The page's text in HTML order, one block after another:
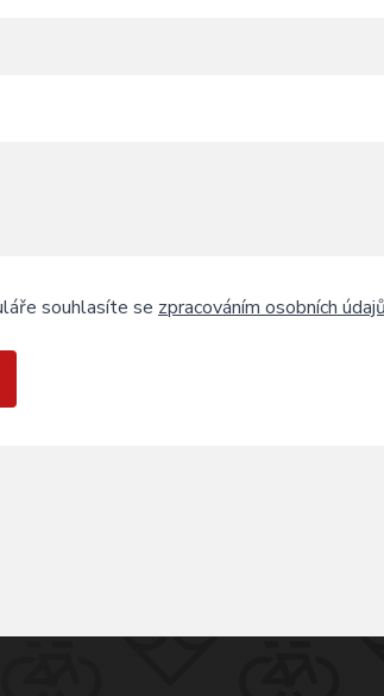
souhlasíte se zpracováním osobních